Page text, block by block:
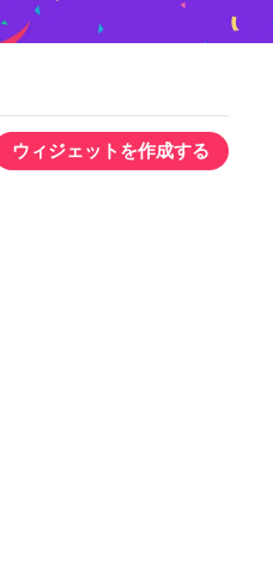
ウィジェットを作成する